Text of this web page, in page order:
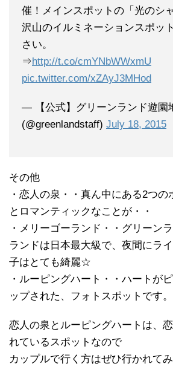
催！メインスポットの「光のシ
沢山のイルミネーションスポッ
さい。
⇒http://t.co/cmYNbWWxmU
pic.twitter.com/xZAyJ3MHod
— 【公式】グリーンランド遊園
(@greenlandstaff) July 18, 2015
その他
・恋人の泉・・真ん中にある2つ
とロマンティックなことが・・
・メリーゴーランド・・グリーン
ランドは日本最大級で、夜間にラ
子はとても綺麗☆
・ルーピングハート・・ハートが
ップされた、フォトスポットです。
恋人の泉とルーピングハートは、
れているスポットなので
カップルで行く方はぜひ行かれてみ